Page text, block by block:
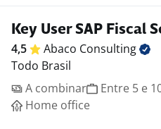
Key User SAP Fiscal
4,5 Abaco Consulting
Todo Brasil
A combinar
Entre 5 e
Home office